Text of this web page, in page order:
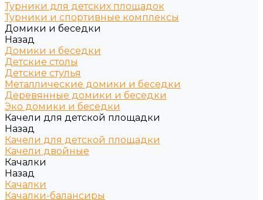
Турники для детских площадок
Турники и спортивные комплексы
Домики и беседки
Назад
Домики и беседки
Детские столы
Детские стулья
Металлические домики и беседки
Деревянные домики и беседки
Эко домики и беседки
Качели для детской площадки
Назад
Качели для детской площадки
Качели двойные
Качалки
Назад
Качалки
Качалки-балансиры